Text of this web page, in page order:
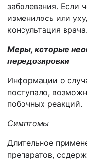
заболевания. Если
изменилось или
консультация врача.
Меры, которые
передозировки
Информации о
поступало,
побочных реакций.
Симптомы
Длительное
препаратов,